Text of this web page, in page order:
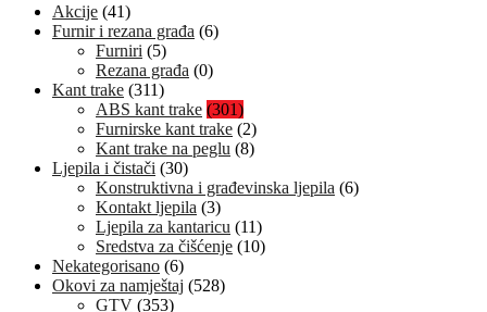
Akcije (41)
Furnir i rezana građa (6)
Furniri (5)
Rezana građa (0)
Kant trake (311)
ABS kant trake (301)
Furnirske kant trake (2)
Kant trake na peglu (8)
Ljepila i čistači (30)
Konstruktivna i građevinska ljepila (6)
Kontakt ljepila (3)
Ljepila za kantaricu (11)
Sredstva za čišćenje (10)
Nekategorisano (6)
Okovi za namještaj (528)
GTV (353)